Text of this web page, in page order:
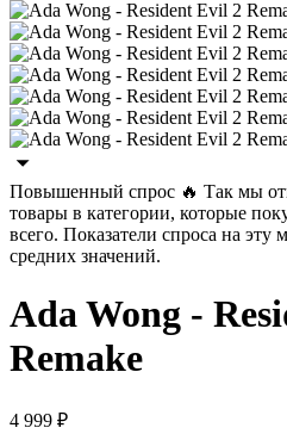
Повышенный спроc 🔥 Так мы
товары в категории, которые
всего. Показатели спроса на эту
средних значений.
Ada Wong -
Remake
4 999 ₽